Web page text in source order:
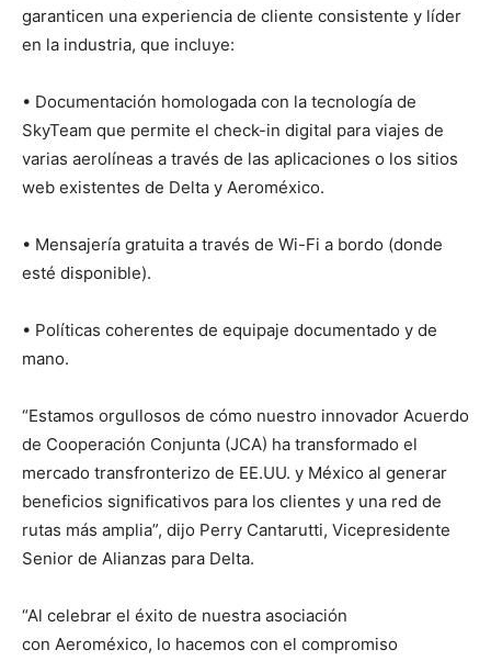
garanticen una experiencia de cliente consistente y líder
en la industria, que incluye:
• Documentación homologada con la tecnología de
SkyTeam que permite el check-in digital para viajes de
varias aerolíneas a través de las aplicaciones o los sitios
web existentes de Delta y Aeroméxico.
• Mensajería gratuita a través de Wi-Fi a bordo (donde
esté disponible).
• Políticas coherentes de equipaje documentado y de
mano.
“Estamos orgullosos de cómo nuestro innovador Acuerdo
de Cooperación Conjunta (JCA) ha transformado el
mercado transfronterizo de EE.UU. y México al generar
beneficios significativos para los clientes y una red de
rutas más amplia”, dijo Perry Cantarutti, Vicepresidente
Senior de Alianzas para Delta.
“Al celebrar el éxito de nuestra asociación
con Aeroméxico, lo hacemos con el compromiso